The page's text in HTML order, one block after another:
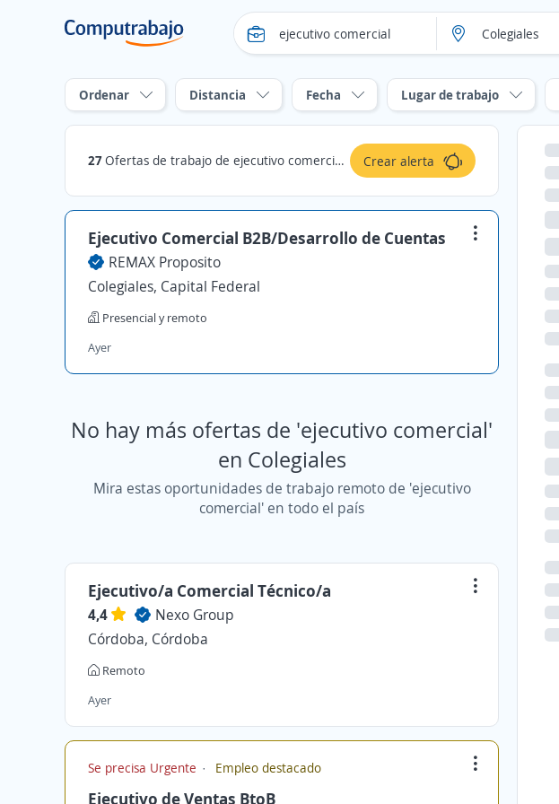
Ordenar Distancia Fecha Lugar de trabajo
27Ofertas de trabajo de ejecutivo comercial en Colegiales, Capital Federal Crear alerta
Ejecutivo Comercial B2B/Desarrollo de Cuentas
REMAX Proposito
Colegiales, Capital Federal
Presencial y remoto
Ayer
No hay más ofertas de 'ejecutivo comercial'
en Colegiales
Mira estas oportunidades de trabajo remoto de 'ejecutivo
comercial' en todo el país
Ejecutivo/a Comercial Técnico/a
4,4
Nexo Group
Córdoba, Córdoba
Remoto
Ayer
Se precisa Urgente Empleo destacado
Ejecutivo de Ventas BtoB